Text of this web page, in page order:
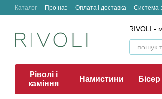
Перейти до основного контенту
Каталог Про нас Оплата і доставка Система
RIVOLI -
Ріволі і
каміння
Намистини Бісер